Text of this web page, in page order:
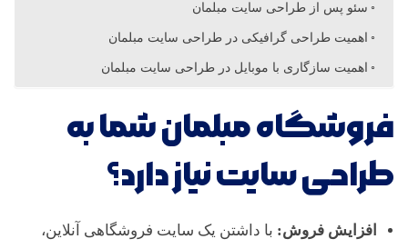
ل
م
ا
سئو پس از طراحی سایت مبلمان
اهمیت طراحی گرافیکی در طراحی سایت مبلمان
اهمیت سازگاری با موبایل در طراحی سایت مبلمان
فروشگاه مبلمان شما به
طراحی سایت نیاز دارد؟
افزایش فروش: با داشتن یک سایت فروشگاهی آنلاین،